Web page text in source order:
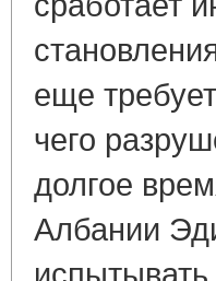
еще
чего
долгое
Албании